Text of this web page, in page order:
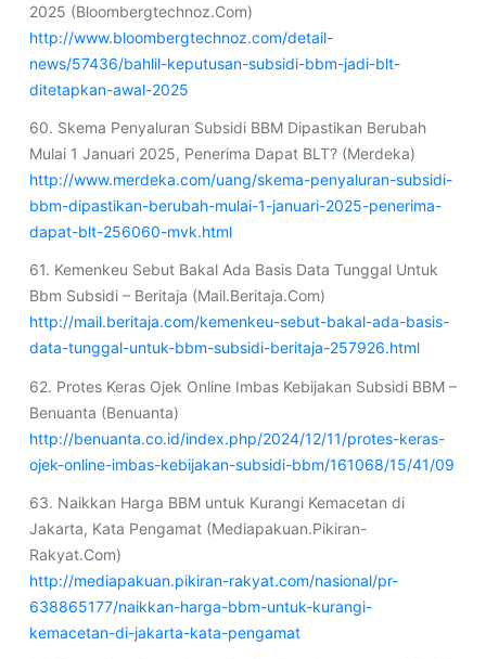
2025 (Bloombergtechnoz.Com)
http://www.bloombergtechnoz.com/detail-
news/57436/bahlil-keputusan-subsidi-bbm-jadi-blt-
ditetapkan-awal-2025
60. Skema Penyaluran Subsidi BBM Dipastikan Berubah
Mulai 1 Januari 2025, Penerima Dapat BLT? (Merdeka)
http://www.merdeka.com/uang/skema-penyaluran-subsidi-
bbm-dipastikan-berubah-mulai-1-januari-2025-penerima-
dapat-blt-256060-mvk.html
61. Kemenkeu Sebut Bakal Ada Basis Data Tunggal Untuk
Bbm Subsidi – Beritaja (Mail.Beritaja.Com)
http://mail.beritaja.com/kemenkeu-sebut-bakal-ada-basis-
data-tunggal-untuk-bbm-subsidi-beritaja-257926.html
62. Protes Keras Ojek Online Imbas Kebijakan Subsidi BBM –
Benuanta (Benuanta)
http://benuanta.co.id/index.php/2024/12/11/protes-keras-
ojek-online-imbas-kebijakan-subsidi-bbm/161068/15/41/09
63. Naikkan Harga BBM untuk Kurangi Kemacetan di
Jakarta, Kata Pengamat (Mediapakuan.Pikiran-
Rakyat.Com)
http://mediapakuan.pikiran-rakyat.com/nasional/pr-
638865177/naikkan-harga-bbm-untuk-kurangi-
kemacetan-di-jakarta-kata-pengamat